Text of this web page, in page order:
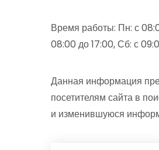
Время работы: Пн: с
08:00 до 17:00, Сб: с
Данная информация
посетителям сайта в
и изменившуюся